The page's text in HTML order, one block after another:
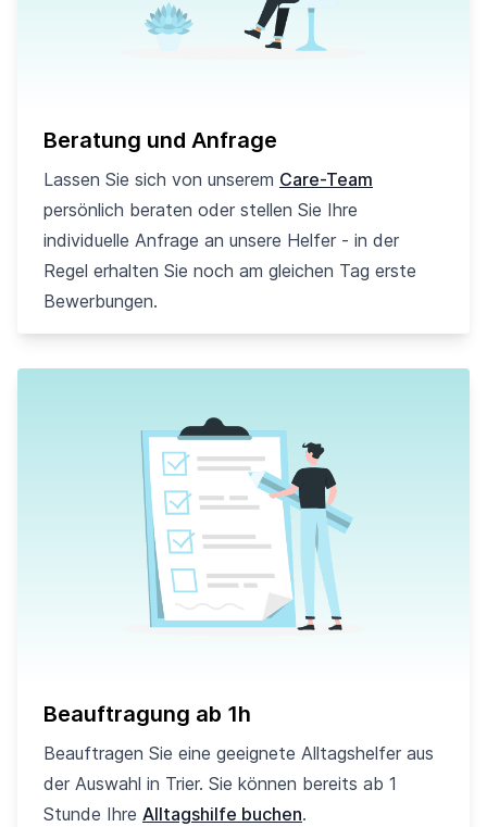
Beratung und Anfrage
Lassen Sie sich von unserem Care-Team
persönlich beraten oder stellen Sie Ihre
individuelle Anfrage an unsere Helfer - in der
Regel erhalten Sie noch am gleichen Tag erste
Bewerbungen.
Beauftragung ab 1h
Beauftragen Sie eine geeignete Alltagshelfer aus
der Auswahl in Trier. Sie können bereits ab 1
Stunde Ihre Alltagshilfe buchen.